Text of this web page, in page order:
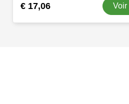
€ 17,06 Voir